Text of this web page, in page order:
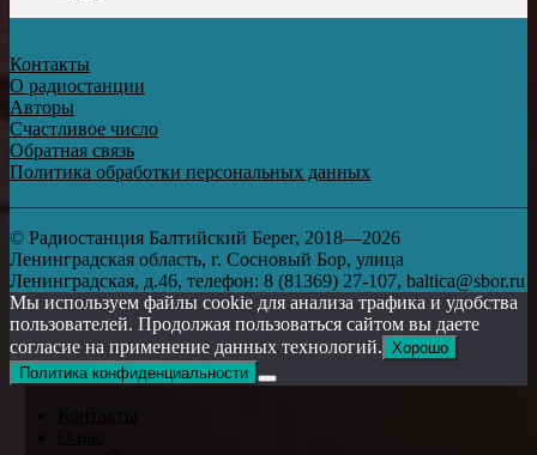
Контакты
О радиостанции
Авторы
Счастливое число
Обратная связь
Политика обработки персональных данных
© Радиостанция Балтийский Берег, 2018—2026
Ленинградская область, г. Сосновый Бор, улица
Ленинградская, д.46, телефон: 8 (81369) 27-107, baltica@sbor.ru
Мы используем файлы cookie для анализа трафика и удобства
пользователей. Продолжая пользоваться сайтом вы даете
согласие на применение данных технологий. Хорошо
Политика конфиденциальности